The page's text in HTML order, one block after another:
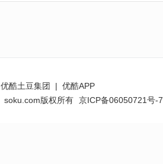
优酷土豆集团 | 优酷APP
soku.com版权所有 京ICP备06050721号-7